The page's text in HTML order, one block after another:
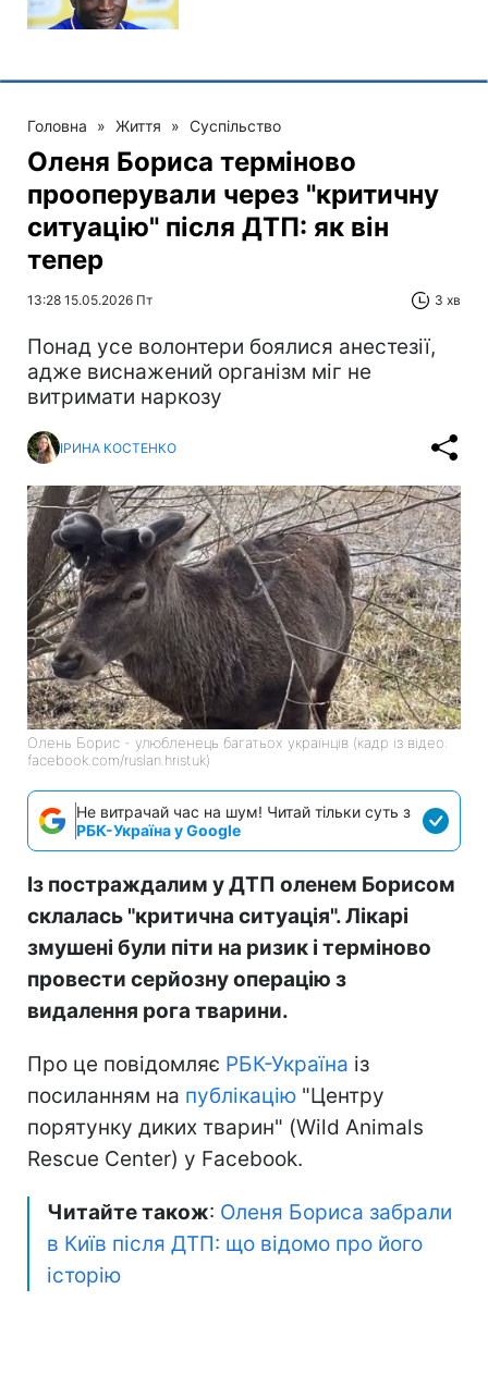
Головна » Життя » Суспільство
Оленя Бориса терміново
прооперували через "критичну
ситуацію" після ДТП: як він
тепер
13:28 15.05.2026 Пт 3 хв
Понад усе волонтери боялися анестезії,
адже виснажений організм міг не
витримати наркозу
ІРИНА КОСТЕНКО
Олень Борис - улюбленець багатьох українців (кадр із відео:
facebook.com/ruslan.hristuk)
Не витрачай час на шум! Читай тільки суть з
РБК-Україна у Google
Із постраждалим у ДТП оленем Борисом
склалась "критична ситуація". Лікарі
змушені були піти на ризик і терміново
провести серйозну операцію з
видалення рога тварини.
Про це повідомляє РБК-Україна із
посиланням на публікацію "Центру
порятунку диких тварин" (Wild Animals
Rescue Center) у Facebook.
Читайте також: Оленя Бориса забрали
в Київ після ДТП: що відомо про його
історію